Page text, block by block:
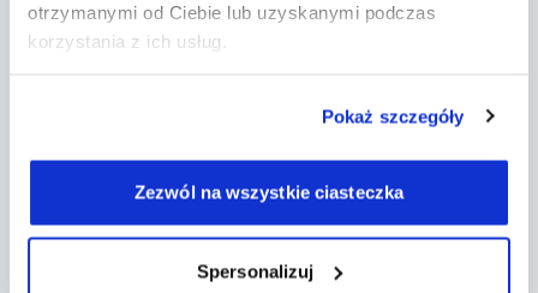
otrzymanymi od Ciebie lub uzyskanymi podczas
korzystania z ich usług.
Pokaż szczegóły
Zezwól na wszystkie ciasteczka
Spersonalizuj
pomaga psychoterapeutom, psychologom,
prowadzeniu ich działalności. Załóż konto i
poznaj jego możliwości w czasie 14-dniowego
okresu próbnego.